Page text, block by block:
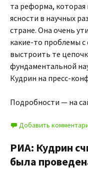
та реформа,
ясности в научных
стране. Она очень
какие-то проблемы
выстроить те
фундаментальной
Кудрин на пресс-
Подробности — на
Добавить
РИА: Кудрин
была